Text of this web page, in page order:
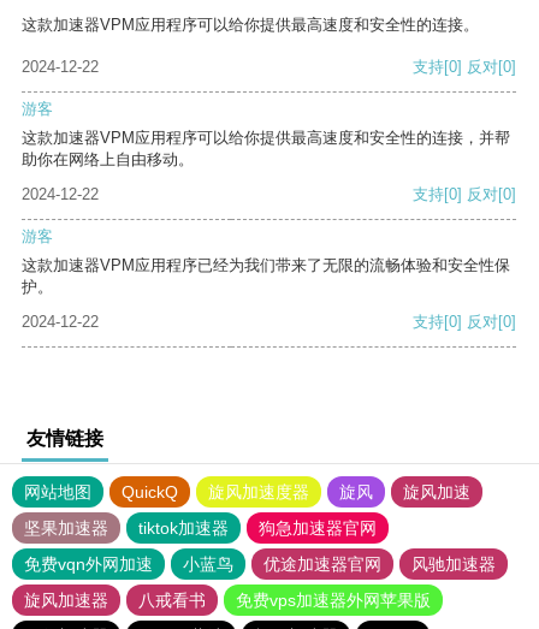
这款加速器VPM应用程序可以给你提供最高速度和安全性的连接。
2024-12-22 支持[0] 反对[0]
游客
这款加速器VPM应用程序可以给你提供最高速度和安全性的连接，并帮
助你在网络上自由移动。
2024-12-22
支持[0] 反对[0]
游客
这款加速器VPM应用程序已经为我们带来了无限的流畅体验和安全性保
护。
2024-12-22
支持[0] 反对[0]
友情链接
网站地图 QuickQ 旋风加速度器 旋风
旋风加速
坚果加速器
tiktok加速器
狗急加速器官网
免费vqn外网加速
小蓝鸟 优途加速器官网
风驰加速器
旋风加速器
八戒看书
免费vps加速器外网苹果版